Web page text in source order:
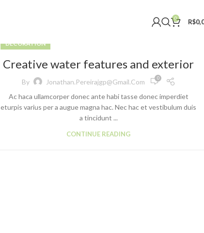
0 R$
DECORATION
Creative water features and exterior
By Jonathan.pereirajgp@gmail.com 0
Ac haca ullamcorper donec ante habi tasse donec imperdiet
eturpis varius per a augue magna hac. Nec hac et vestibulum duis
a tincidunt ...
CONTINUE READING